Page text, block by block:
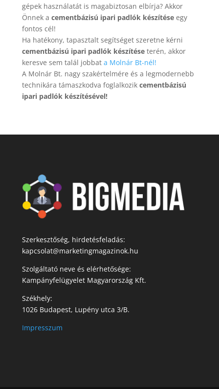
gépek használatát is magabiztosan elbírja? Akkor
Önnek a cementbázisú ipari padlók készítéseegy
fontos cél!
Ha hatékony, tapasztalt segítséget szeretne kérni
cementbázisú ipari padlók készítéseterén, akkor
keresve sem talál jobbat a Molnár Bt-nél!
A Molnár Bt. nagy szakértelmére és a legmodernebb
technikára támaszkodva foglalkozik cementbázisú
ipari padlók készítésével!
Szerkesztőség, hirdetésfeladás:
kapcsolat@marketingmagazinok.hu
Szolgáltató neve és elérhetősége:
Kampányfelügyelet Magyarország Kft.
Székhely:
1026 Budapest, Lupény utca 3/B.
Impresszum